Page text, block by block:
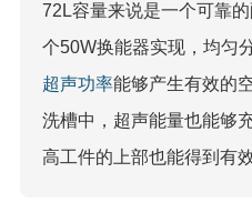
72L容量来说是一个可靠
个50W换能器实现，均匀
超声功率能够产生有效的
洗槽中，超声能量也能够
高工件的上部也能得到有效